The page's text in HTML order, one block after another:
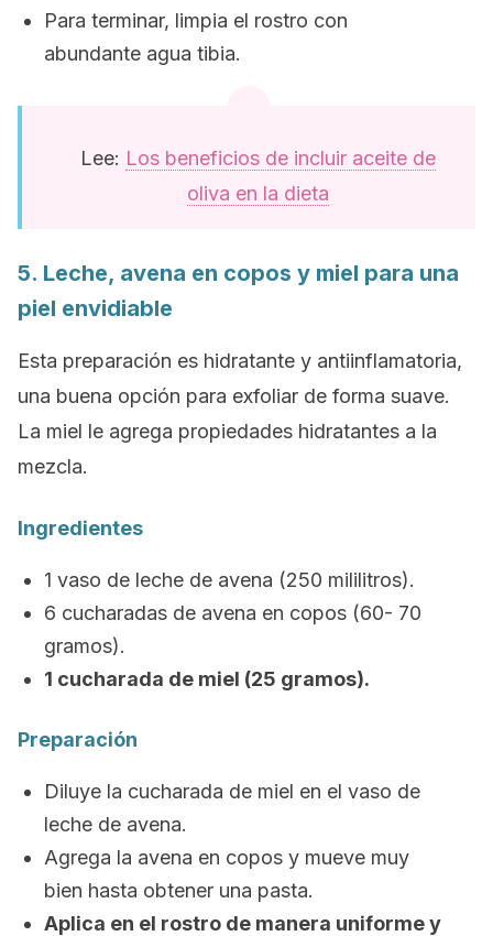
Para terminar, limpia el rostro con
abundante agua tibia.
Lee: Los beneficios de incluir aceite de
oliva en la dieta
5. Leche, avena en copos y miel para una
piel envidiable
Esta preparación es hidratante y antiinflamatoria,
una buena opción para exfoliar de forma suave.
La miel le agrega propiedades hidratantes a la
mezcla.
Ingredientes
1 vaso de leche de avena (250 mililitros).
6 cucharadas de avena en copos (60- 70
gramos).
1 cucharada de miel (25 gramos).
Preparación
Diluye la cucharada de miel en el vaso de
leche de avena.
Agrega la avena en copos y mueve muy
bien hasta obtener una pasta.
Aplica en el rostro de manera uniforme y